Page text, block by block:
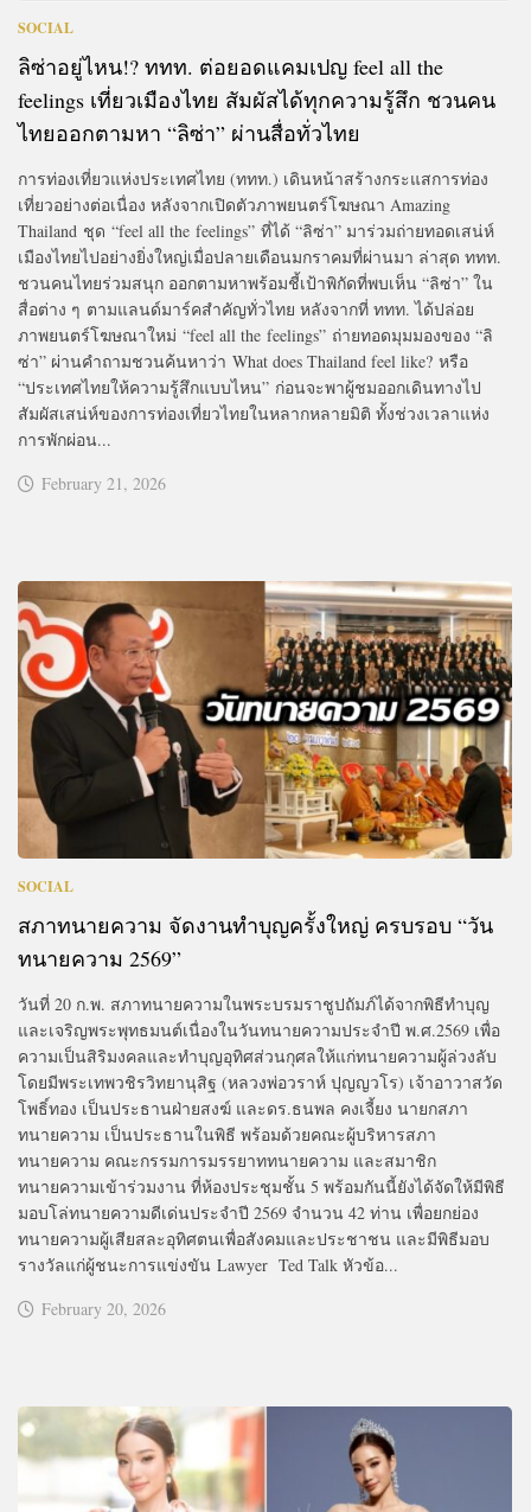
SOCIAL
ลิซ่าอยู่ไหน!? ททท. ต่อยอดแคมเปญ feel all the
feelings เที่ยวเมืองไทย สัมผัสได้ทุกความรู้สึก ชวนคน
ไทยออกตามหา “ลิซ่า” ผ่านสื่อทั่วไทย
การท่องเที่ยวแห่งประเทศไทย (ททท.) เดินหน้าสร้างกระแสการท่อง
เที่ยวอย่างต่อเนื่อง หลังจากเปิดตัวภาพยนตร์โฆษณา Amazing
Thailand ชุด “feel all the feelings” ที่ได้ “ลิซ่า” มาร่วมถ่ายทอดเสน่ห์
เมืองไทยไปอย่างยิ่งใหญ่เมื่อปลายเดือนมกราคมที่ผ่านมา ล่าสุด ททท.
ชวนคนไทยร่วมสนุก ออกตามหาพร้อมชี้เป้าพิกัดที่พบเห็น “ลิซ่า” ใน
สื่อต่าง ๆ ตามแลนด์มาร์คสำคัญทั่วไทย หลังจากที่ ททท. ได้ปล่อย
ภาพยนตร์โฆษณาใหม่ “feel all the feelings” ถ่ายทอดมุมมองของ “ลิ
ซ่า” ผ่านคำถามชวนค้นหาว่า What does Thailand feel like? หรือ
“ประเทศไทยให้ความรู้สึกแบบไหน” ก่อนจะพาผู้ชมออกเดินทางไป
สัมผัสเสน่ห์ของการท่องเที่ยวไทยในหลากหลายมิติ ทั้งช่วงเวลาแห่ง
การพักผ่อน...
February 21, 2026
SOCIAL
สภาทนายความ จัดงานทำบุญครั้งใหญ่ ครบรอบ “วัน
ทนายความ 2569”
วันที่ 20 ก.พ. สภาทนายความในพระบรมราชูปถัมภ์ได้จากพิธีทำบุญ
และเจริญพระพุทธมนต์เนื่องในวันทนายความประจำปี พ.ศ.2569 เพื่อ
ความเป็นสิริมงคลและทำบุญอุทิศส่วนกุศลให้แก่ทนายความผู้ล่วงลับ
โดยมีพระเทพวชิรวิทยานุสิฐ (หลวงพ่อวราห์ ปุญญวโร) เจ้าอาวาสวัด
โพธิ์ทอง เป็นประธานฝ่ายสงฆ์ และดร.ธนพล คงเจี้ยง นายกสภา
ทนายความ เป็นประธานในพิธี พร้อมด้วยคณะผู้บริหารสภา
ทนายความ คณะกรรมการมรรยาททนายความ และสมาชิก
ทนายความเข้าร่วมงาน ที่ห้องประชุมชั้น 5 พร้อมกันนี้ยังได้จัดให้มีพิธี
มอบโล่ทนายความดีเด่นประจำปี 2569 จำนวน 42 ท่าน เพื่อยกย่อง
ทนายความผู้เสียสละอุทิศตนเพื่อสังคมและประชาชน และมีพิธีมอบ
รางวัลแก่ผู้ชนะการแข่งขัน Lawyer Ted Talk หัวข้อ...
February 20, 2026